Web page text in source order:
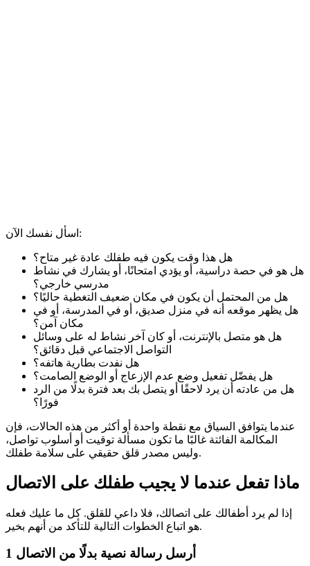
اسأل نفسك الآن:
هل هذا وقت يكون فيه طفلك عادة غير متاح؟
هل هو في حصة دراسية، أو يؤدي امتحانًا، أو يشارك في نشاط
مدرسي خارجي؟
هل من المحتمل أن يكون في مكان ضعيف التغطية حاليًا؟
هل يظهر موقعه أنه في منزل صديق، أو في المدرسة، أو في
مكان آمن؟
هل هو متصل بالإنترنت، أو كان آخر نشاط له على وسائل
التواصل الاجتماعي قبل دقائق؟
هل نفدت بطارية هاتفه؟
هل يفضّل تفعيل وضع عدم الإزعاج أو الوضع الصامت؟
هل من عادته أن يرد لاحقًا أو يتصل بك بعد فترة بدلًا من الرد
فورًا؟
عندما يتوافق السياق مع نقطة واحدة أو أكثر من هذه الحالات، فإن
المكالمة الفائتة غالبًا ما تكون مسألة توقيت أو أسلوب تواصل،
وليس مصدر قلق حقيقي على سلامة طفلك.
ماذا تفعل عندما لا يجيب طفلك على الاتصال
إذا لم يرد أطفالك على اتصالك، فلا داعي للقلق. كل ما عليك فعله
هو اتباع الخطوات التالية للتأكد من أنهم بخير.
1 أرسل رسالة نصية بدلًا من الاتصال